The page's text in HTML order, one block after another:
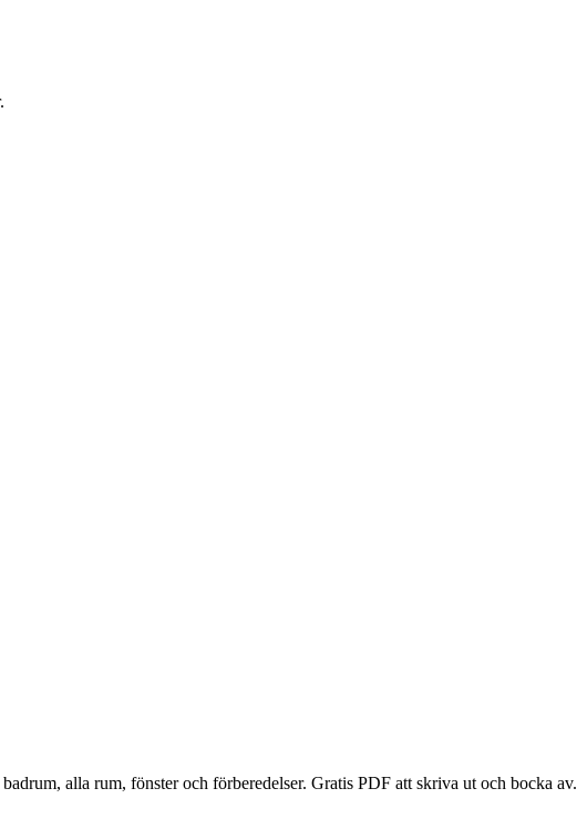
alla rum, fönster och förberedelser. Gratis PDF att skriva ut och bocka av.